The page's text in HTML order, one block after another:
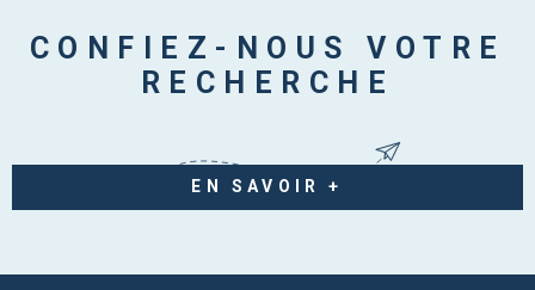
CONFIEZ-NOUS VOTRE
RECHERCHE
EN SAVOIR +